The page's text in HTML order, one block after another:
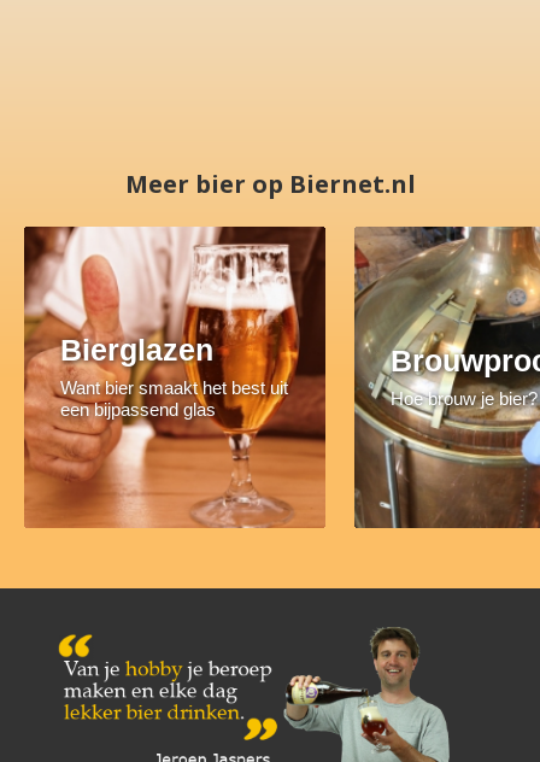
Meer bier op Biernet.nl
Bierglazen
Want bier smaakt het best uit
een bijpassend glas
Hoe brouw je bier?